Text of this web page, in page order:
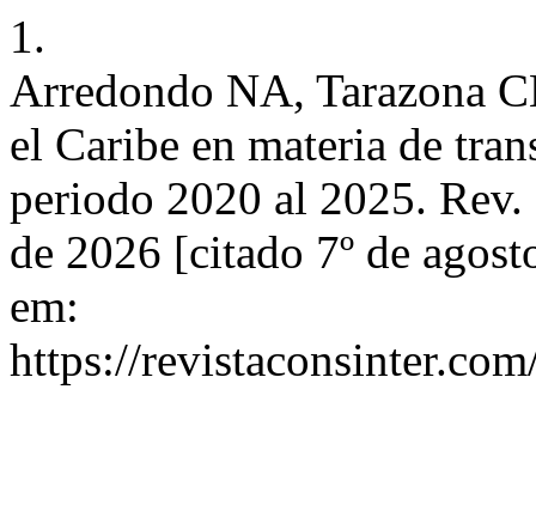
1.
Arredondo NA, Tarazona
el Caribe en materia de
periodo 2020 al 2025.
de 2026 [citado 7º de
em:
https://